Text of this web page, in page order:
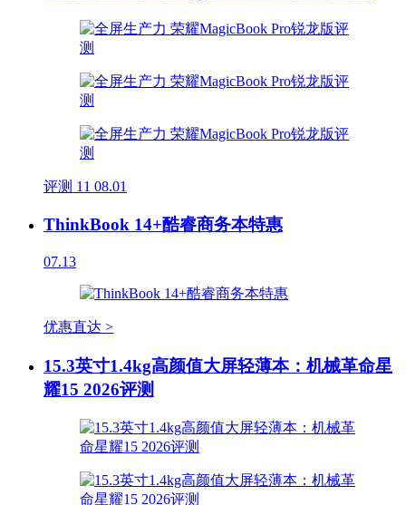
评测 11 08.01
ThinkBook 14+酷睿商务本特惠
07.13
优惠直达 >
15.3英寸1.4kg高颜值大屏轻薄本：机械革命星
耀15 2026评测